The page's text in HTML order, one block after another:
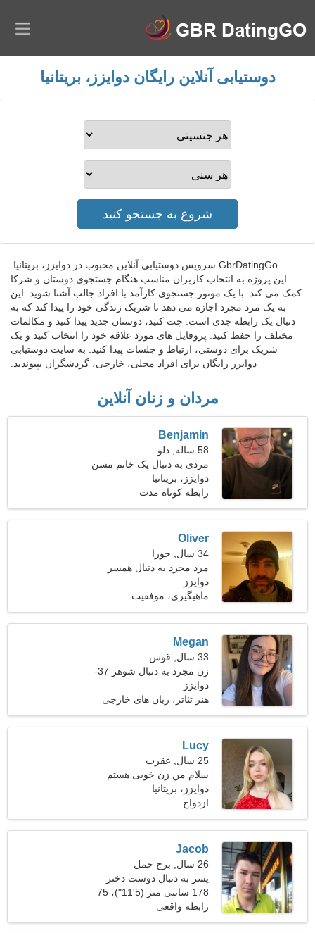
دوستیابی آنلاین رایگان دوایزز، بریتانیا
GbrDatingGo سرویس دوستیابی آنلاین محبوب در دوایزز، بریتانیا.
این پروژه به انتخاب کاربران مناسب هنگام جستجوی دوستان و شرکا
کمک می کند. با یک موتور جستجوی کارآمد با افراد جالب آشنا شوید. این
به یک مرد مجرد اجازه می دهد تا شریک زندگی خود را پیدا کند که به
دنبال یک رابطه جدی است. چت کنید، دوستان جدید پیدا کنید و مکالمات
مختلف را حفظ کنید. پروفایل های مورد علاقه خود را انتخاب کنید و یک
شریک برای دوستی، ارتباط و جلسات پیدا کنید. به سایت دوستیابی
دوایزز رایگان برای افراد محلی، خارجی، گردشگران بپیوندید.
مردان و زنان آنلاین
Benjamin
58 ساله, دلو
مردی به دنبال یک خانم مسن
دوایزز، بریتانیا
رابطه کوتاه مدت
Oliver
34 سال, جوزا
مرد مجرد به دنبال همسر
دوایزز
ماهیگیری، موفقیت
Megan
33 سال, قوس
زن مجرد به دنبال شوهر 37-
44
دوایزز
هنر تئاتر، زبان های خارجی
Lucy
25 سال, عقرب
سلام من زن خوبی هستم
دوایزز، بریتانیا
ازدواج
Jacob
26 سال, برج حمل
پسر به دنبال دوست دختر
است
178 سانتی متر (5'11")، 75
کیلوگرم (165 پوند)
رابطه واقعی